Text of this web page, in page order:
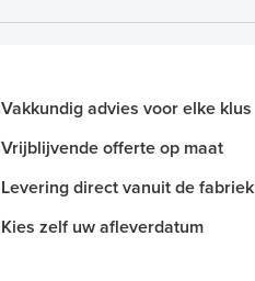
Vakkundig advies voor elke klus
Vrijblijvende offerte op maat
Levering direct vanuit de fabriek
Kies zelf uw afleverdatum